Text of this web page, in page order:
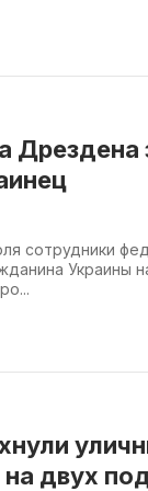
сотрудники
Украины
двух